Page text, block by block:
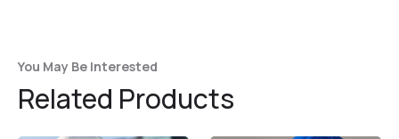
You May Be Interested
Related Products